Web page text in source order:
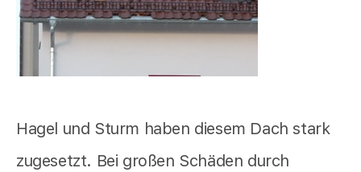
Hagel und Sturm haben diesem Dach stark
zugesetzt. Bei großen Schäden durch